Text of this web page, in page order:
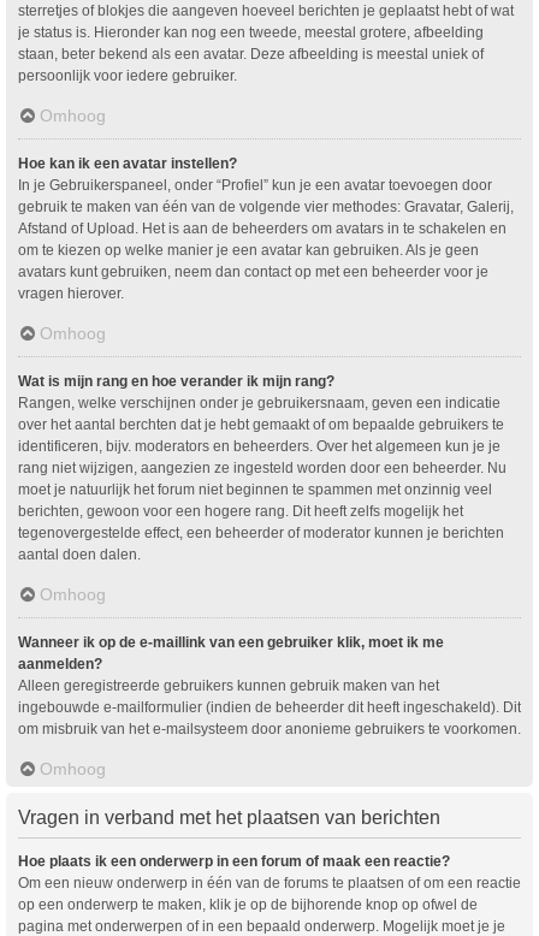
sterretjes of blokjes die aangeven hoeveel berichten je geplaatst hebt of wat
je status is. Hieronder kan nog een tweede, meestal grotere, afbeelding
staan, beter bekend als een avatar. Deze afbeelding is meestal uniek of
persoonlijk voor iedere gebruiker.
Omhoog
Hoe kan ik een avatar instellen?
In je Gebruikerspaneel, onder “Profiel” kun je een avatar toevoegen door
gebruik te maken van één van de volgende vier methodes: Gravatar, Galerij,
Afstand of Upload. Het is aan de beheerders om avatars in te schakelen en
om te kiezen op welke manier je een avatar kan gebruiken. Als je geen
avatars kunt gebruiken, neem dan contact op met een beheerder voor je
vragen hierover.
Omhoog
Wat is mijn rang en hoe verander ik mijn rang?
Rangen, welke verschijnen onder je gebruikersnaam, geven een indicatie
over het aantal berchten dat je hebt gemaakt of om bepaalde gebruikers te
identificeren, bijv. moderators en beheerders. Over het algemeen kun je je
rang niet wijzigen, aangezien ze ingesteld worden door een beheerder. Nu
moet je natuurlijk het forum niet beginnen te spammen met onzinnig veel
berichten, gewoon voor een hogere rang. Dit heeft zelfs mogelijk het
tegenovergestelde effect, een beheerder of moderator kunnen je berichten
aantal doen dalen.
Omhoog
Wanneer ik op de e-maillink van een gebruiker klik, moet ik me
aanmelden?
Alleen geregistreerde gebruikers kunnen gebruik maken van het
ingebouwde e-mailformulier (indien de beheerder dit heeft ingeschakeld). Dit
om misbruik van het e-mailsysteem door anonieme gebruikers te voorkomen.
Omhoog
Vragen in verband met het plaatsen van berichten
Hoe plaats ik een onderwerp in een forum of maak een reactie?
Om een nieuw onderwerp in één van de forums te plaatsen of om een reactie
op een onderwerp te maken, klik je op de bijhorende knop op ofwel de
pagina met onderwerpen of in een bepaald onderwerp. Mogelijk moet je je